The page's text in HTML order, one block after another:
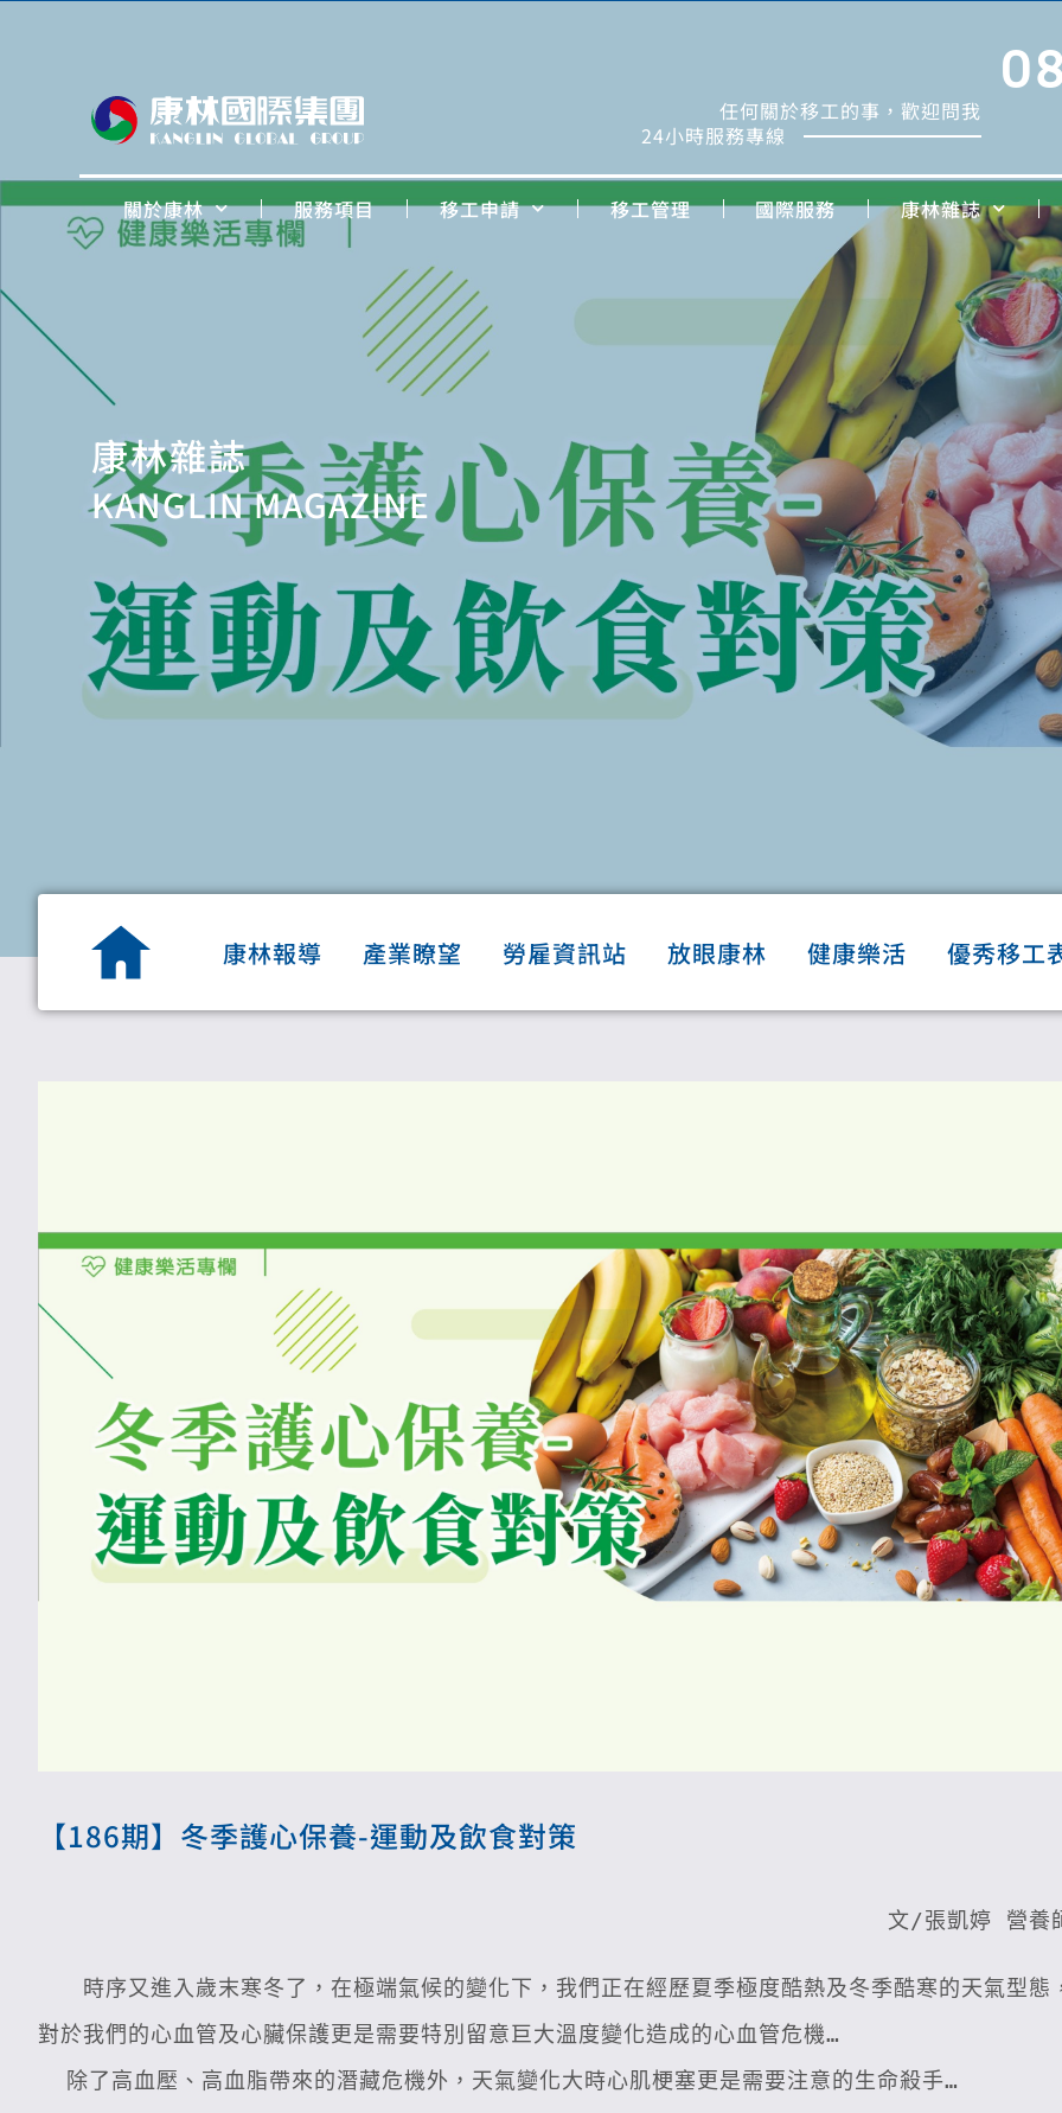
任何關於移工的事，歡迎問我
24小時服務專線
關於康林 服務項目 移工申請 移工管理 國際服務 康林雜誌
康林雜誌
KANGLIN MAGAZINE
康林報導 產業瞭望 勞雇資訊站 放眼康林 健康樂活 優秀移工
【186期】冬季護心保養-運動及飲食對策
文/張凱婷 營養
時序又進入歲末寒冬了，在極端氣候的變化下，我們正在經歷夏季極度酷熱及冬季酷寒的天氣型態
對於我們的心血管及心臟保護更是需要特別留意巨大溫度變化造成的心血管危機…
除了高血壓、高血脂帶來的潛藏危機外，天氣變化大時心肌梗塞更是需要注意的生命殺手…